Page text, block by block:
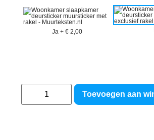
Ja + € 2,00
Toevoegen aan